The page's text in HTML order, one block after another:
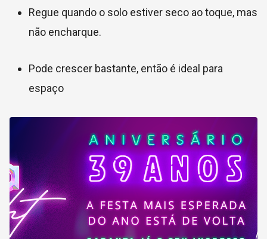
Regue quando o solo estiver seco ao toque, mas
não encharque.
Pode crescer bastante, então é ideal para
espaço